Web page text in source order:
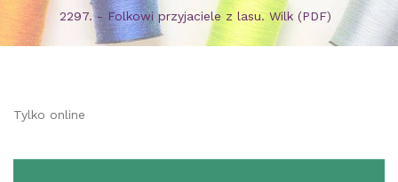
2297. - Folkowi przyjaciele z lasu. Wilk (PDF)
Tylko online